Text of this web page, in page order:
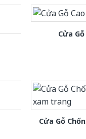
Cửa
Cửa Gỗ